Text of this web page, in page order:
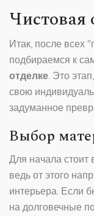
Чистовая
Итак, после всех
подбираемся к
отделке. Это
свою
задуманное
Выбор
Для начала стоит
ведь от этого
интерьера. Если
на долговечные